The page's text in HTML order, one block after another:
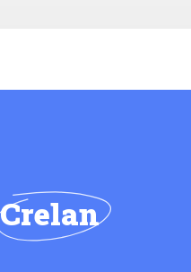
Crelan